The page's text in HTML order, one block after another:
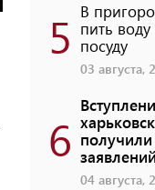
5 В
пить
посуду
03 августа,
6
04 августа,